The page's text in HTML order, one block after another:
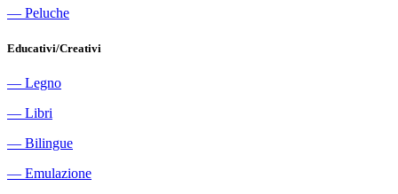
― Peluche
Educativi/Creativi
― Legno
― Libri
― Bilingue
― Emulazione